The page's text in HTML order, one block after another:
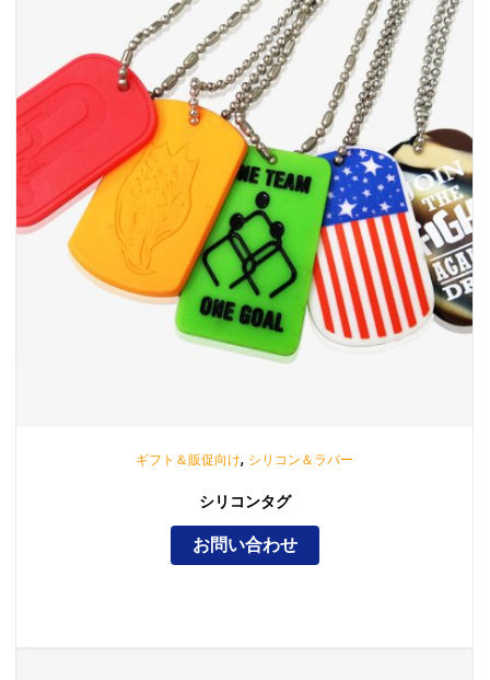
ギフト＆販促向け, シリコン＆ラバー
シリコンタグ
お問い合わせ